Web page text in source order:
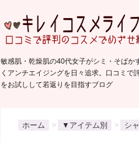
敏感肌・乾燥肌の40代女子がシミ・そばか
くアンチエイジングを日々追求。口コミで
をお試しして若返りを目指すブログ
ホーム > ▼アイテム別 > シ